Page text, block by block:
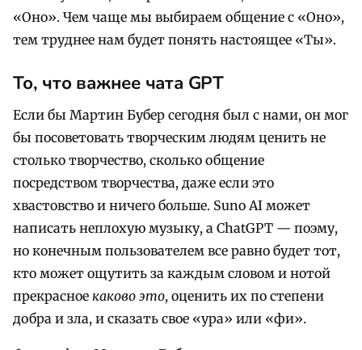
«Оно». Чем чаще мы выбираем общение с «Оно»,
тем труднее нам будет понять настоящее «Ты».
То, что важнее чата GPT
Если бы Мартин Бубер сегодня был с нами, он мог
бы посоветовать творческим людям ценить не
столько творчество, сколько общение
посредством творчества, даже если это
хвастовство и ничего больше. Suno AI может
написать неплохую музыку, а ChatGPT — поэму,
но конечным пользователем все равно будет тот,
кто может ощутить за каждым словом и нотой
прекрасное каково это, оценить их по степени
добра и зла, и сказать свое «ура» или «фи».